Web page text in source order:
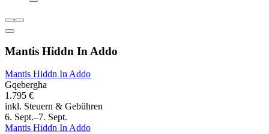
Mantis Hiddn In Addo
Mantis Hiddn In Addo
Gqebergha
1.795 €
inkl. Steuern & Gebühren
6. Sept.–7. Sept.
Mantis Hiddn In Addo